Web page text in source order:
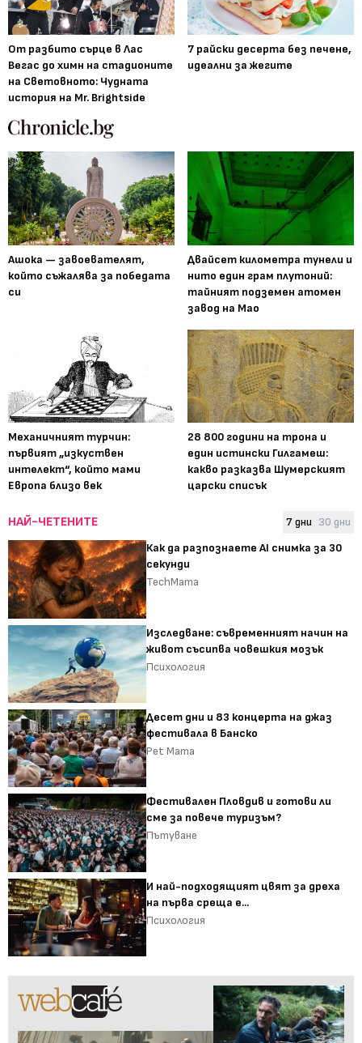
От разбито сърце в Лас
Вегас до химн на стадионите
на Световното: Чудната
история на Mr. Brightside
7 райски десерта без печене,
идеални за жегите
Ашока — завоевателят,
който съжалява за победата
си
Двайсет километра тунели и
нито един грам плутоний:
тайният подземен атомен
завод на Мао
Механичният турчин:
първият „изкуствен
интелект“, който мами
Европа близо век
28 800 години на трона и
един истински Гилгамеш:
какво разказва Шумерският
царски списък
НАЙ-ЧЕТЕНИТЕ 7 дни 30 дни
Как да разпознаете AI снимка за 30
секунди
TechMama
Изследване: съвременният начин на
живот съсипва човешкия мозък
Психология
Десет дни и 83 концерта на джаз
фестивала в Банско
Pet Mama
Фестивален Пловдив и готови ли
сме за повече туризъм?
Пътуване
И най-подходящият цвят за дреха
на първа среща е...
Психология